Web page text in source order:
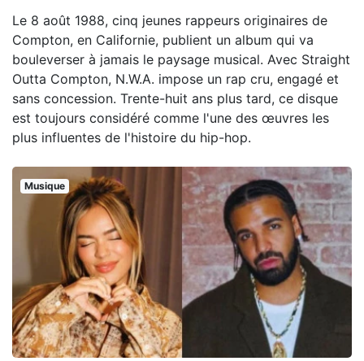
Le 8 août 1988, cinq jeunes rappeurs originaires de
Compton, en Californie, publient un album qui va
bouleverser à jamais le paysage musical. Avec Straight
Outta Compton, N.W.A. impose un rap cru, engagé et
sans concession. Trente-huit ans plus tard, ce disque
est toujours considéré comme l'une des œuvres les
plus influentes de l'histoire du hip-hop.
Musique